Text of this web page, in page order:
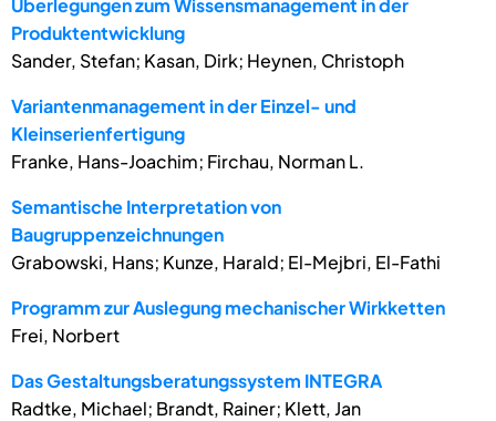
Produktentwicklung
Sander, Stefan; Kasan, Dirk; Heynen, Christoph
Variantenmanagement in der Einzel- und
Kleinserienfertigung
Franke, Hans-Joachim; Firchau, Norman L.
Semantische Interpretation von
Baugruppenzeichnungen
Grabowski, Hans; Kunze, Harald; El-Mejbri, El-Fathi
Programm zur Auslegung mechanischer Wirkketten
Frei, Norbert
Das Gestaltungsberatungssystem INTEGRA
Radtke, Michael; Brandt, Rainer; Klett, Jan